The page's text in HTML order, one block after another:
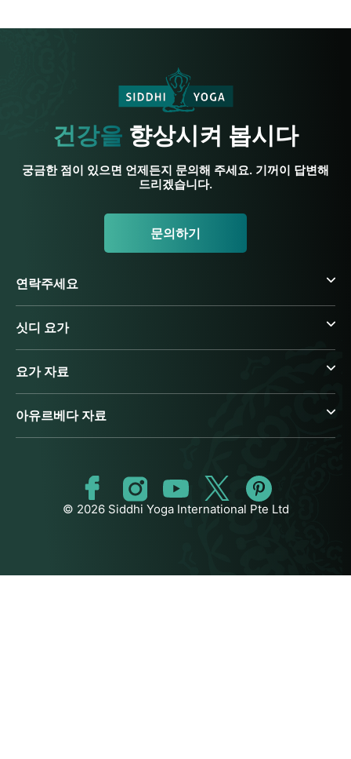
건강을 향상시켜 봅시다
궁금한 점이 있으면 언제든지 문의해 주세요. 기꺼이 답변해
드리겠습니다.
문의하기
연락주세요
싯디 요가
요가 자료
아유르베다 자료
© 2026 Siddhi Yoga International Pte Ltd